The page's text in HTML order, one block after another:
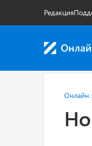
Редакция
Онлайн